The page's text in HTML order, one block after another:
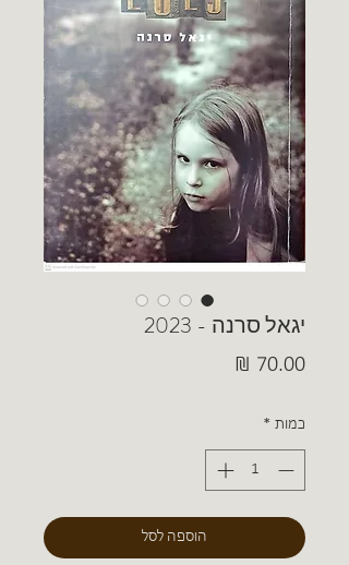
יגאל סרנה - 2023
כמות *
הוספה לסל